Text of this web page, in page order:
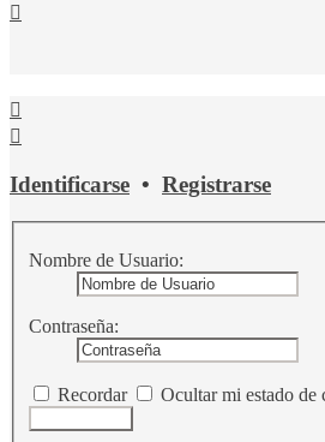
Identificarse • Registrarse
Nombre de Usuario:
Contraseña:
Recordar Ocultar mi estado de